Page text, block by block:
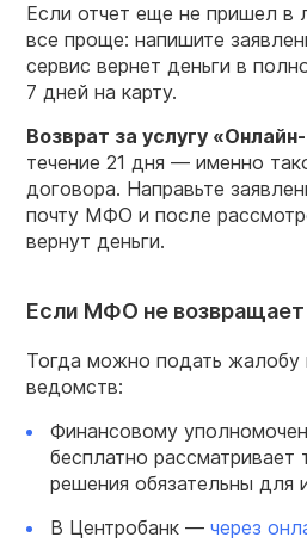
Если отчет еще не пришел в
все проще: напишите
сервис вернет деньги в
7 дней на карту.
Возврат за услугу
течение 21 дня — именно
договора. Направьте
почту МФО и после
вернут деньги.
Если МФО не возвращает
Тогда можно подать жалобу
ведомств:
Финансовому
бесплатно рассматривает
решения обязательны для
В Центробанк — через